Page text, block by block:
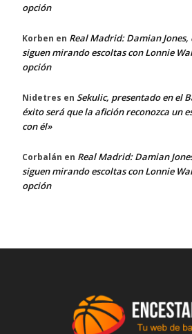
opción
Korben en Real Madrid: Damian
siguen mirando escoltas con Lonnie
opción
Nidetres en Sekulic, presentado en el
éxito será que la afición reconozca un
con él»
Corbalán en Real Madrid: Damian
siguen mirando escoltas con Lonnie
opción